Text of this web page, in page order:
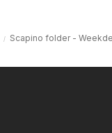
Scapino folder -